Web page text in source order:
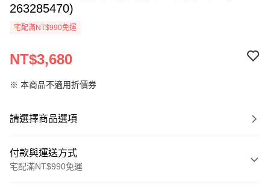
263285470)
宅配滿NT$990免運
NT$3,680
※ 本商品不適用折價券
請選擇商品選項
付款與運送方式
宅配滿NT$990免運